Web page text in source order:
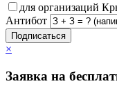
для организаций
Антибот
Подписаться
×
Заявка на